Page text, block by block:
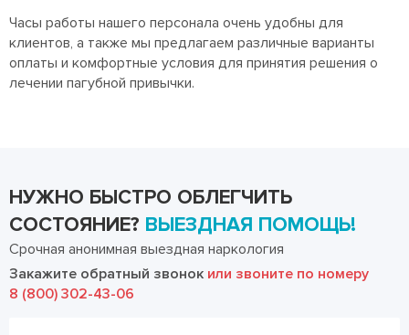
Часы работы нашего персонала очень удобны для
клиентов, а также мы предлагаем различные варианты
оплаты и комфортные условия для принятия решения о
лечении пагубной привычки.
НУЖНО БЫСТРО ОБЛЕГЧИТЬ
СОСТОЯНИЕ? ВЫЕЗДНАЯ ПОМОЩЬ!
Срочная анонимная выездная наркология
Закажите обратный звонок или звоните по номеру
8 (800) 302-43-06